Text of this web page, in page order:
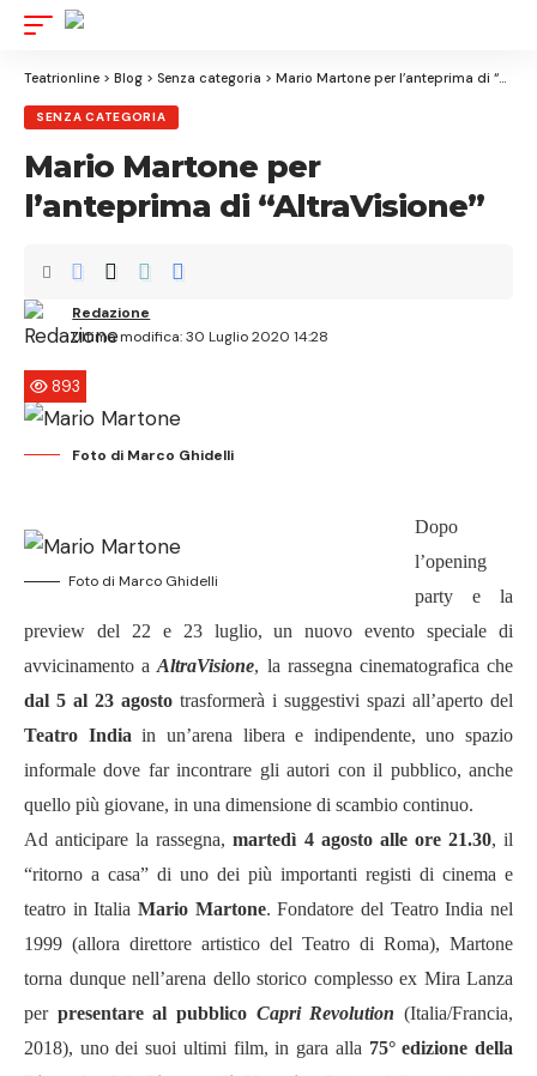
Resizer
Teatrionline > Blog > Senza categoria > Mario Martone per l’anteprima di “AltraVisione”
SENZA CATEGORIA
Mario Martone per
l’anteprima di “AltraVisione”
Ultima modifica: 30 Luglio 2020 14:28
Redazione
893
Foto di Marco Ghidelli
Foto di Marco Ghidelli
Dopo
l’opening
party e la
preview del 22 e 23 luglio, un nuovo evento speciale di
avvicinamento aAltraVisione, la rassegna cinematografica che
dal 5 al 23 agosto trasformerà i suggestivi spazi all’aperto del
Teatro India in un’arena libera e indipendente, uno spazio
informale dove far incontrare gli autori con il pubblico, anche
quello più giovane, in una dimensione di scambio continuo.
Ad anticipare la rassegna,martedì 4 agosto alle ore 21.30, il
“ritorno a casa” di uno dei più importanti registi di cinema e
teatro in Italia Mario Martone. Fondatore del Teatro India nel
1999 (allora direttore artistico del Teatro di Roma), Martone
torna dunque nell’arena dello storico complesso ex Mira Lanza
per presentare al pubblico Capri Revolution (Italia/Francia,
2018), uno dei suoi ultimi film, in gara alla 75° edizione della